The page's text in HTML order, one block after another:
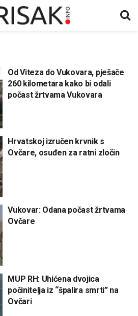
Od Viteza do Vukovara, pješače
260 kilometara kako bi odali
počast žrtvama Vukovara
Hrvatskoj izručen krvnik s
Ovčare, osuđen za ratni zločin
Vukovar: Odana počast žrtvama
Ovčare
MUP RH: Uhićena dvojica
počinitelja iz “špalira smrti” na
Ovčari